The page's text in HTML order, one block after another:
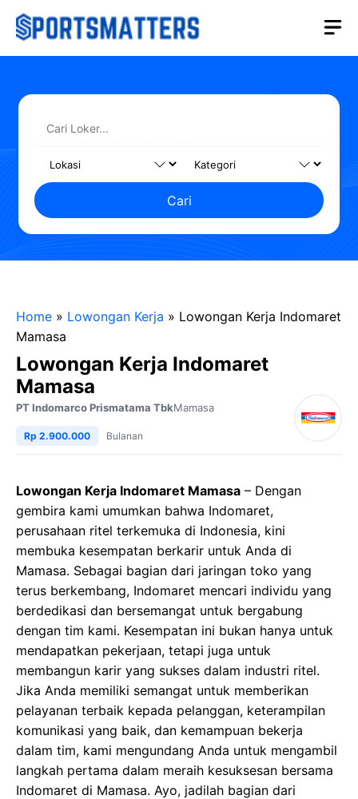
Langsung
Cari
Home » Lowongan Kerja » Lowongan Kerja Indomaret
Mamasa
Lowongan Kerja Indomaret
Mamasa
PT Indomarco Prismatama TbkMamasa
Rp 2.900.000 Bulanan
Lowongan Kerja Indomaret Mamasa – Dengan
gembira kami umumkan bahwa Indomaret,
perusahaan ritel terkemuka di Indonesia, kini
membuka kesempatan berkarir untuk Anda di
Mamasa. Sebagai bagian dari jaringan toko yang
terus berkembang, Indomaret mencari individu yang
berdedikasi dan bersemangat untuk bergabung
dengan tim kami. Kesempatan ini bukan hanya untuk
mendapatkan pekerjaan, tetapi juga untuk
membangun karir yang sukses dalam industri ritel.
Jika Anda memiliki semangat untuk memberikan
pelayanan terbaik kepada pelanggan, keterampilan
komunikasi yang baik, dan kemampuan bekerja
dalam tim, kami mengundang Anda untuk mengambil
langkah pertama dalam meraih kesuksesan bersama
Indomaret di Mamasa. Ayo, jadilah bagian dari